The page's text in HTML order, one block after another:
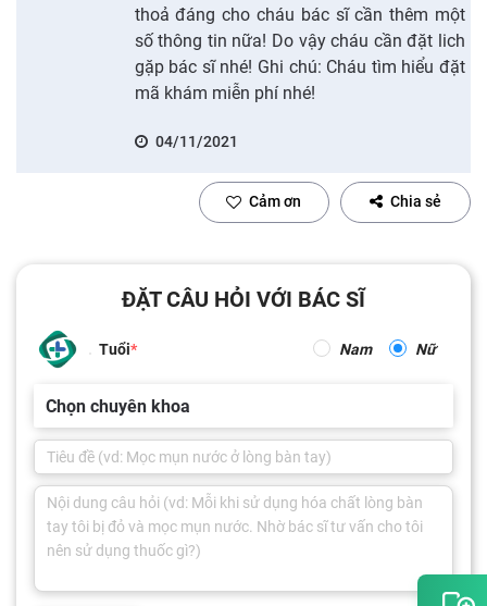
thoả đáng cho cháu bác sĩ cần thêm một
số thông tin nữa! Do vậy cháu cần đặt lich
gặp bác sĩ nhé! Ghi chú: Cháu tìm hiểu đặt
mã khám miễn phí nhé!
04/11/2021
Cảm ơn Chia sẻ
ĐẶT CÂU HỎI VỚI BÁC SĨ
Tuổi Nam Nữ
Chọn chuyên khoa